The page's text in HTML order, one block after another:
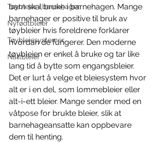
Tøybleier i barnehagen
Nyfødtbleier
Tøybleiesystemer
Nattbleier
barn skal bruke i barnehagen. Mange
barnehager er positive til bruk av
tøybleier hvis foreldrene forklarer
hvordan de fungerer. Den moderne
tøybleien er enkel å bruke og tar like
lang tid å bytte som engangsbleier.
Det er lurt å velge et bleiesystem hvor
alt er i en del, som lommebleier eller
alt-i-ett bleier. Mange sender med en
våtpose for brukte bleier, slik at
barnehageansatte kan oppbevare
dem til henting.